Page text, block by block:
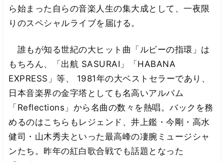
ら始まった自らの音楽人生の集大成として、一夜限
りのスペシャルライブを届ける。
誰もが知る世紀の大ヒット曲「ルビーの指環」は
もちろん、「出航 SASURAI」「HABANA
EXPRESS」等、 1981年の大ベストセラーであり、
日本音楽界の金字塔としても名高いアルバム
「Reflections」から名曲の数々を熱唱。バックを務
めるのはこちらもレジェンド、井上鑑・今剛・高水
健司・山木秀夫といった最高峰の凄腕ミュージシャ
ンたち。昨年の紅白歌合戦でも話題となった